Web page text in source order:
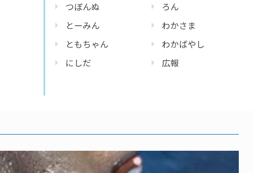
つぼんぬ
とーみん
ともちゃん
にしだ
ろん
わかさま
わかばやし
広報